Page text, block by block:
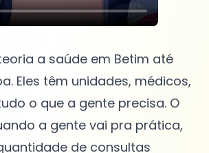
a saúde em Betim até
Eles têm unidades, médicos,
o que a gente precisa. O
a gente vai pra prática,
de consultas